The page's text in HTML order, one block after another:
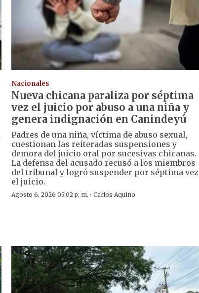
Nacionales
Nueva chicana paraliza por séptima
vez el juicio por abuso a una niña y
genera indignación en Canindeyú
Padres de una niña, víctima de abuso sexual,
cuestionan las reiteradas suspensiones y
demora del juicio oral por sucesivas chicanas.
La defensa del acusado recusó a los miembros
del tribunal y logró suspender por séptima vez
el juicio.
Agosto 6, 2026 05:02 p. m. ·Carlos Aquino